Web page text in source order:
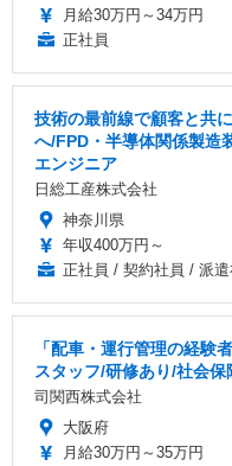
月給30万円～34万円
正社員
技術の最前線で顧客と共
へ/FPD・半導体関係製造
エンジニア
日総工産株式会社
神奈川県
年収400万円～
正社員 / 契約社員 / 派遣
「配車・運行管理の経験
スタッフ/研修あり/社会
司関西株式会社
大阪府
月給30万円～35万円